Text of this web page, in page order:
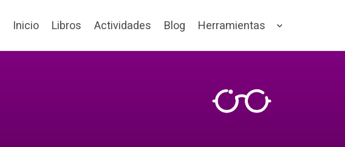
Inicio Libros Actividades Blog Herramientas